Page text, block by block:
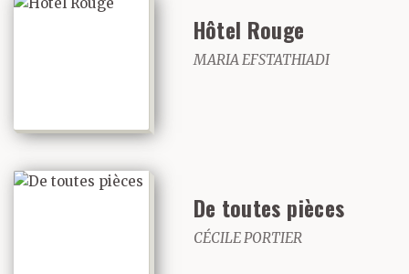
Hôtel Rouge
MARIA EFSTATHIADI
De toutes pièces
CÉCILE PORTIER